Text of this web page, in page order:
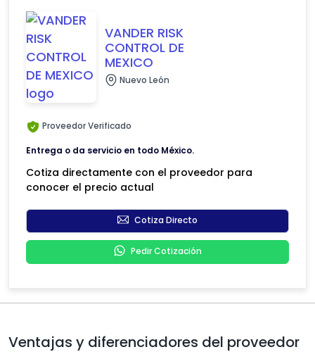
VANDER RISK
CONTROL DE
MEXICO
Nuevo León
Proveedor Verificado
Entrega o da servicio en todo México.
Cotiza directamente con el proveedor para
conocer el precio actual
Cotiza Directo
Pedir Cotización
Ventajas y diferenciadores del proveedor